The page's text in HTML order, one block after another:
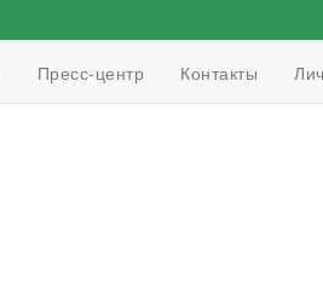
Пресс-центр Контакты